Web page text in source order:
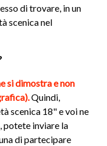
di trovare, in un
scenica nel
si dimostra e non
Quindi,
scenica 18" e voi ne
potete inviare la
di partecipare